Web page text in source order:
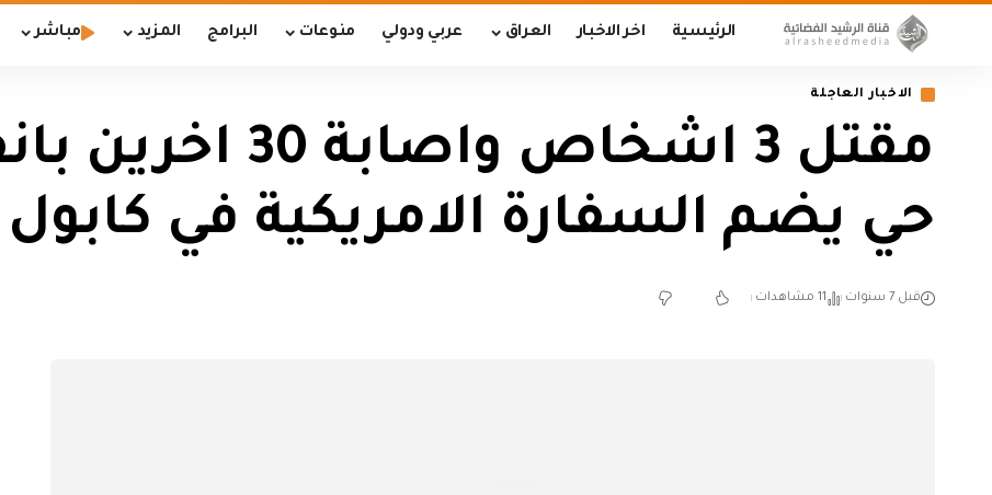
الرئيسية اخر الاخبار العراق عربي ودولي منوعات البرامج المزيد مباشر
الاخبار العاجلة
مقتل 3 اشخاص
حي يضم السفارة الامريكية في كابول
قبل 7 سنوات 11 مشاهدات